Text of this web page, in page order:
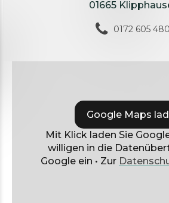
01665
0172 605
Google Maps
Mit Klick laden Sie
willigen in die
Google ein • Zur